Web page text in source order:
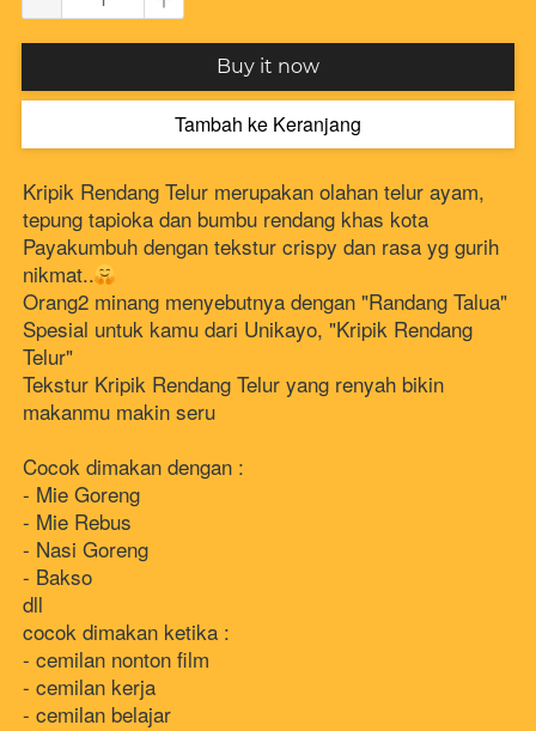
`Buy it now
`
Tambah ke Keranjang
Kripik Rendang Telur merupakan olahan telur ayam,
tepung tapioka dan bumbu rendang khas kota
Payakumbuh dengan tekstur crispy dan rasa yg gurih
nikmat..
Orang2 minang menyebutnya dengan "Randang Talua"
Spesial untuk kamu dari Unikayo, "Kripik Rendang
Telur"
Tekstur Kripik Rendang Telur yang renyah bikin
makanmu makin seru
Cocok dimakan dengan :
- Mie Goreng
- Mie Rebus
- Nasi Goreng
- Bakso
dll
cocok dimakan ketika :
- cemilan nonton film
- cemilan kerja
- cemilan belajar